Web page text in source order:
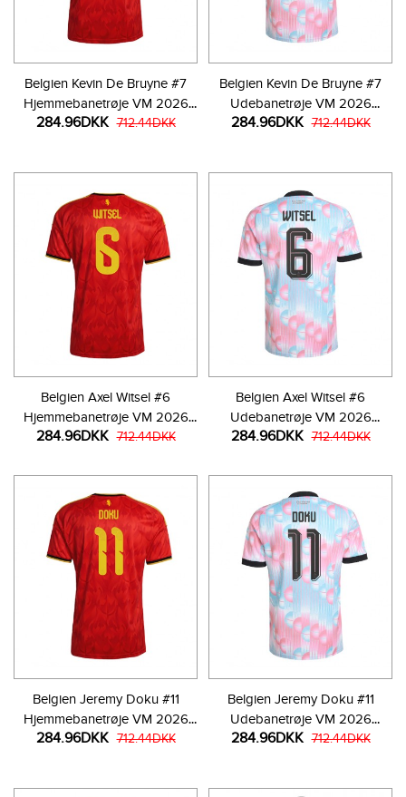
Belgien Kevin De Bruyne #7
Hjemmebanetrøje VM 2026
Kortærmet
284.96DKK 712.44DKK
Belgien Kevin De Bruyne #7
Udebanetrøje VM 2026
Kortærmet
284.96DKK 712.44DKK
Belgien Axel Witsel #6
Hjemmebanetrøje VM 2026
Kortærmet
284.96DKK 712.44DKK
Belgien Axel Witsel #6
Udebanetrøje VM 2026
Kortærmet
284.96DKK 712.44DKK
Belgien Jeremy Doku #11
Hjemmebanetrøje VM 2026
Kortærmet
284.96DKK 712.44DKK
Belgien Jeremy Doku #11
Udebanetrøje VM 2026
Kortærmet
284.96DKK 712.44DKK